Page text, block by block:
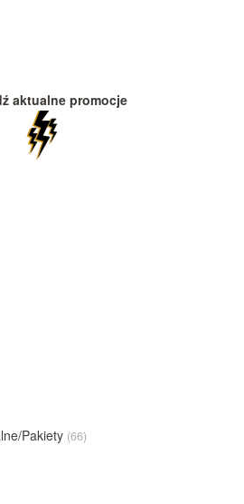
aktualne promocje
Pakiety (66)